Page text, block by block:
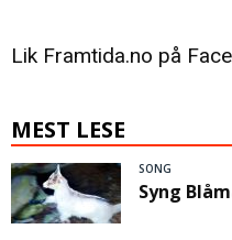
Lik Framtida.no på
MEST LESE
SONG
Syng